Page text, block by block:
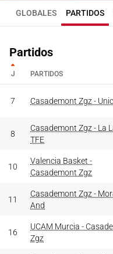
GLOBALES PARTIDOS
Partidos
J PARTIDOS
7 Casademont Zgz -
8
Casademont Zgz - La
TFE
10
Valencia Basket -
Casademont Zgz
11
Casademont Zgz -
And
16
UCAM Murcia -
Zgz